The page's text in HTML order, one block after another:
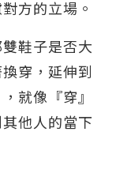
方的立場。
鞋子是否大
穿，延伸到
就像『穿』
他人的當下